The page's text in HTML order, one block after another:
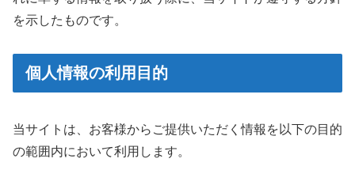
を示したものです。
個人情報の利用目的
当サイトは、お客様からご提供いただく情報を以下の目的
の範囲内において利用します。